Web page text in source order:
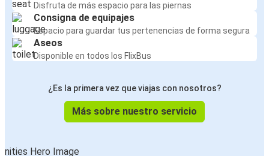
Disfruta de más espacio para las piernas
Consigna de equipajes
Espacio para guardar tus pertenencias de forma segura
Aseos
Disponible en todos los FlixBus
¿Es la primera vez que viajas con nosotros?
Más sobre nuestro servicio